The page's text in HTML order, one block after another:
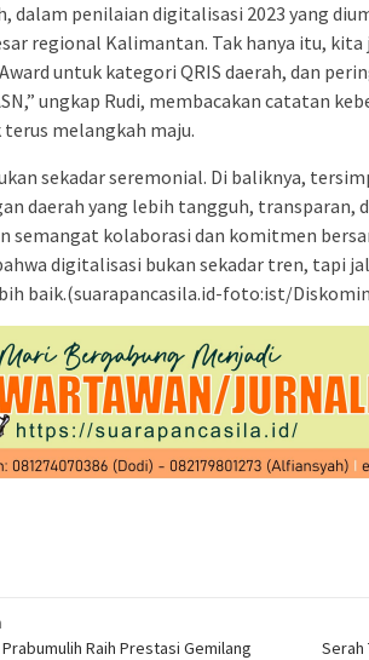
dalam penilaian digitalisasi 2023 yang
regional Kalimantan. Tak hanya itu,
untuk kategori QRIS daerah, dan
ungkap Rudi, membacakan catatan
melangkah maju.
sekadar seremonial. Di baliknya,
daerah yang lebih tangguh, transparan,
semangat kolaborasi dan komitmen
digitalisasi bukan sekadar tren, tapi
baik.(suarapancasila.id-foto:ist/
Raih Prestasi Gemilang
Serah